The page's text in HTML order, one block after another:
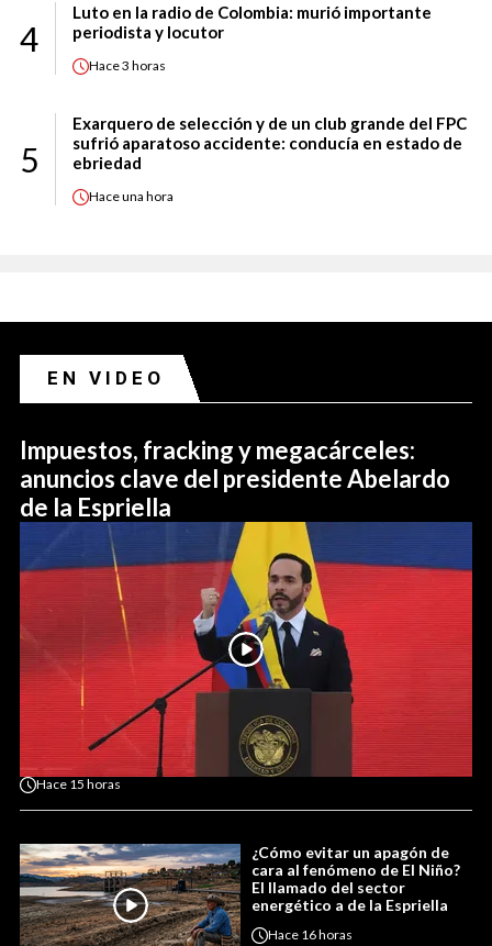
4
Luto en la radio de Colombia: murió importante
periodista y locutor
Hace3 horas
5
Exarquero de selección y de un club grande del FPC
sufrió aparatoso accidente: conducía en estado de
ebriedad
Haceuna hora
EN VIDEO
Impuestos, fracking y megacárceles:
anuncios clave del presidente Abelardo
de la Espriella
Hace 15 horas
¿Cómo evitar un apagón de
cara al fenómeno de El Niño?
El llamado del sector
energético a de la Espriella
Hace 16 horas